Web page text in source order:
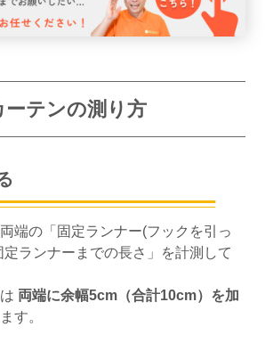
ーテンの測り方
端の「固定ランナー(フックを引っ
ランナーまでの長さ」を計測して
両端に余幅5cm（合計10cm）を加
す。